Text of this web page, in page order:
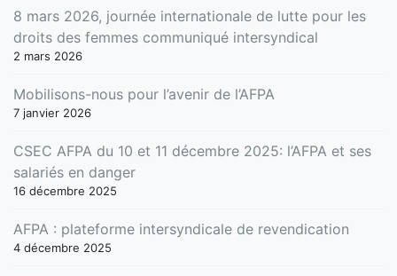
8 mars 2026, journée internationale de lutte pour les
droits des femmes communiqué intersyndical
2 mars 2026
Mobilisons-nous pour l’avenir de l’AFPA
7 janvier 2026
CSEC AFPA du 10 et 11 décembre 2025: l’AFPA et ses
salariés en danger
16 décembre 2025
AFPA : plateforme intersyndicale de revendication
4 décembre 2025